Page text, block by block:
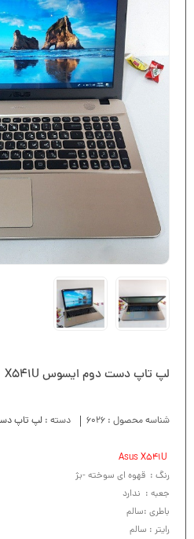
لپ تاپ دست دوم ایسوس X541U
شناسه محصول : 6026 دسته : لپ تاپ
رنگ : قهوه ای سوخته -بژ
جعبه : ندارد
باطری :سالم
رایتر : سالم